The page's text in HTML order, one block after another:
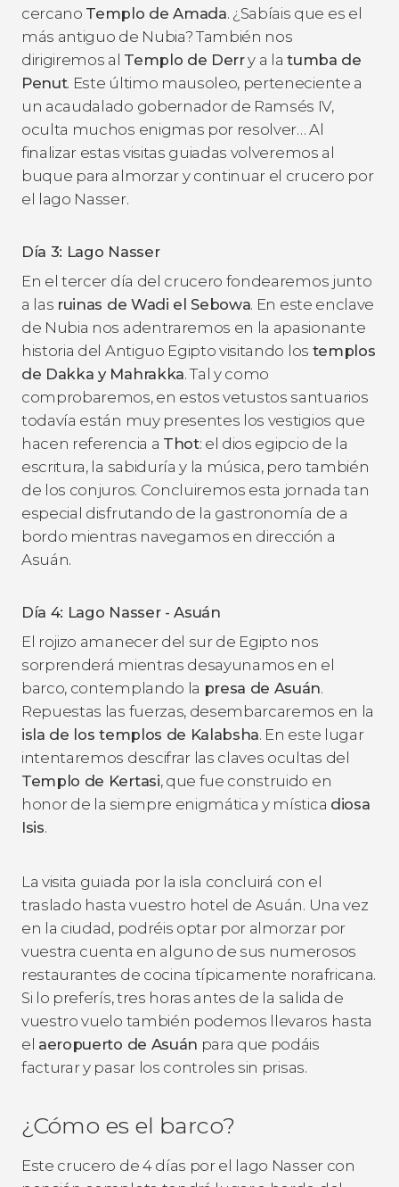
cercano Templo de Amada. ¿Sabíais que es el
más antiguo de Nubia? También nos
dirigiremos al Templo de Derry a latumba de
Penut. Este último mausoleo, perteneciente a
un acaudalado gobernador de Ramsés IV,
oculta muchos enigmas por resolver… Al
finalizar estas visitas guiadas volveremos al
buque para almorzar y continuar el crucero por
el lago Nasser.
Día 3: Lago Nasser
En el tercer día del crucero fondearemos junto
a las ruinas de Wadi el Sebowa. En este enclave
de Nubia nos adentraremos en la apasionante
historia del Antiguo Egipto visitando los templos
de Dakka y Mahrakka. Tal y como
comprobaremos, en estos vetustos santuarios
todavía están muy presentes los vestigios que
hacen referencia a Thot: el dios egipcio de la
escritura, la sabiduría y la música, pero también
de los conjuros. Concluiremos esta jornada tan
especial disfrutando de la gastronomía de a
bordo mientras navegamos en dirección a
Asuán.
Día 4: Lago Nasser - Asuán
El rojizo amanecer del sur de Egipto nos
sorprenderá mientras desayunamos en el
barco, contemplando la presa de Asuán.
Repuestas las fuerzas, desembarcaremos en la
isla de los templos de Kalabsha. En este lugar
intentaremos descifrar las claves ocultas del
Templo de Kertasi, que fue construido en
honor de la siempre enigmática y mística diosa
Isis.
La visita guiada por la isla concluirá con el
traslado hasta vuestro hotel de Asuán. Una vez
en la ciudad, podréis optar por almorzar por
vuestra cuenta en alguno de sus numerosos
restaurantes de cocina típicamente norafricana.
Si lo preferís, tres horas antes de la salida de
vuestro vuelo también podemos llevaros hasta
el aeropuerto de Asuán para que podáis
facturar y pasar los controles sin prisas.
¿Cómo es el barco?
Este crucero de 4 días por el lago Nasser con